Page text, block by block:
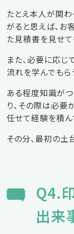
たとえ本人が関
がると思えば、お
た見積書を見せて
また、必要に応じ
流れを学んでもら
ある程度知識が
り、その際は必要
任せて経験を積ん
その分、最初の土
Q4.
出来